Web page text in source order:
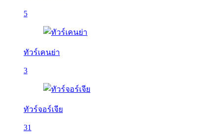
5
ทัวร์เคนย่า
3
ทัวร์จอร์เจีย
31